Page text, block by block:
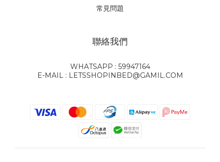
常見問題
聯絡我們
WHATSAPP : 59947164
E-MAIL : LETSSHOPINBED@GAMIL.COM